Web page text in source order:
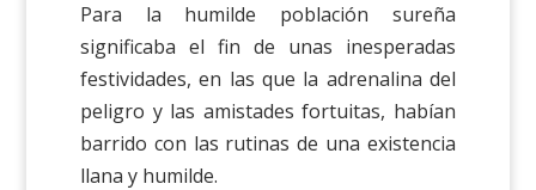
Para la humilde población sureña
significaba el fin de unas inesperadas
festividades, en las que la adrenalina del
peligro y las amistades fortuitas, habían
barrido con las rutinas de una existencia
llana y humilde.